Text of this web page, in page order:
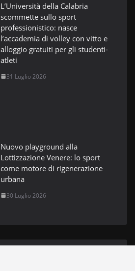
L’Università della Calabria
scommette sullo sport
professionistico: nasce
l’accademia di volley con vitto e
alloggio gratuiti per gli studenti-
atleti
31 Luglio 2026
Nuovo playground alla
Lottizzazione Venere: lo sport
come motore di rigenerazione
urbana
30 Luglio 2026